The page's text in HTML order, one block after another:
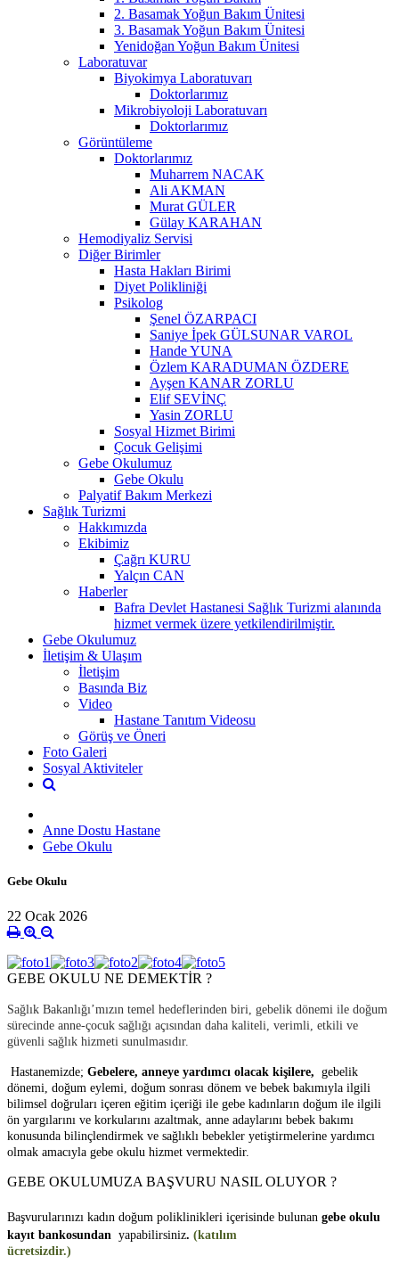
2. Basamak Yoğun Bakım Ünitesi
3. Basamak Yoğun Bakım Ünitesi
Yenidoğan Yoğun Bakım Ünitesi
Laboratuvar
Biyokimya Laboratuvarı
Doktorlarımız
Mikrobiyoloji Laboratuvarı
Doktorlarımız
Görüntüleme
Doktorlarımız
Muharrem NACAK
Ali AKMAN
Murat GÜLER
Gülay KARAHAN
Hemodiyaliz Servisi
Diğer Birimler
Hasta Hakları Birimi
Diyet Polikliniği
Psikolog
Şenel ÖZARPACI
Saniye İpek GÜLSUNAR VAROL
Hande YUNA
Özlem KARADUMAN ÖZDERE
Ayşen KANAR ZORLU
Elif SEVİNÇ
Yasin ZORLU
Sosyal Hizmet Birimi
Çocuk Gelişimi
Gebe Okulumuz
Gebe Okulu
Palyatif Bakım Merkezi
Sağlık Turizmi
Hakkımızda
Ekibimiz
Çağrı KURU
Yalçın CAN
Haberler
Bafra Devlet Hastanesi Sağlık Turizmi alanında
hizmet vermek üzere yetkilendirilmiştir.
Gebe Okulumuz
İletişim & Ulaşım
İletişim
Basında Biz
Video
Hastane Tanıtım Videosu
Görüş ve Öneri
Foto Galeri
Sosyal Aktiviteler
Anne Dostu Hastane
Gebe Okulu
Gebe Okulu
22 Ocak 2026
GEBE OKULU NE DEMEKTİR ?
Sağlık Bakanlığı’mızın temel hedeflerinden biri, gebelik dönemi ile doğum
sürecinde anne-çocuk sağlığı açısından daha kaliteli, verimli, etkili ve
güvenli sağlık hizmeti sunulmasıdır.
Hastanemizde; Gebelere, anneye yardımcı olacak kişilere, gebelik
dönemi, doğum eylemi, doğum sonrası dönem ve bebek bakımıyla ilgili
bilimsel doğruları içeren eğitim içeriği ile gebe kadınların doğum ile ilgili
ön yargılarını ve korkularını azaltmak, anne adaylarını bebek bakımı
konusunda bilinçlendirmek ve sağlıklı bebekler yetiştirmelerine yardımcı
olmak amacıyla gebe okulu hizmet vermektedir.
GEBE OKULUMUZA BAŞVURU NASIL OLUYOR ?
Başvurularınızı kadın doğum poliklinikleri içerisinde bulunan gebe okulu
kayıt bankosundan yapabilirsiniz. (katılım
ücretsizdir.)